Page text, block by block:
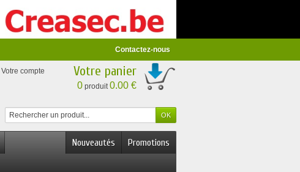
Contactez-nous
Votre compte Votre panier
0 produit 0.00 €
Promotions
Nouveautés